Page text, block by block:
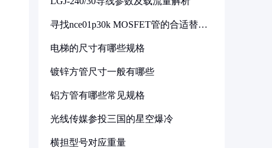
寻找nce01p30k MOSFET管的合适替代
电梯的尺寸有哪些规格
镀锌方管尺寸一般有哪些
铝方管有哪些常见规格
光线传媒参投三国的星空爆冷
横担型号对应重量